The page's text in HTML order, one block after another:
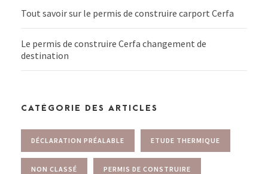
Tout savoir sur le permis de construire carport Cerfa
Le permis de construire Cerfa changement de
destination
CATÉGORIE DES ARTICLES
DÉCLARATION PRÉALABLE ETUDE THERMIQUE
NON CLASSÉ PERMIS DE CONSTRUIRE